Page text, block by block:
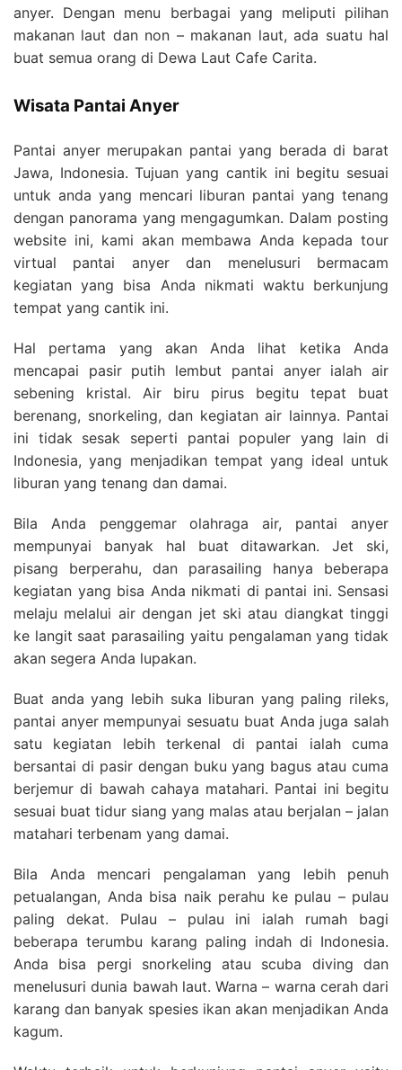
anyer. Dengan menu berbagai yang meliputi pilihan
makanan laut dan non – makanan laut, ada suatu hal
buat semua orang di Dewa Laut Cafe Carita.
Wisata Pantai Anyer
Pantai anyer merupakan pantai yang berada di barat
Jawa, Indonesia. Tujuan yang cantik ini begitu sesuai
untuk anda yang mencari liburan pantai yang tenang
dengan panorama yang mengagumkan. Dalam posting
website ini, kami akan membawa Anda kepada tour
virtual pantai anyer dan menelusuri bermacam
kegiatan yang bisa Anda nikmati waktu berkunjung
tempat yang cantik ini.
Hal pertama yang akan Anda lihat ketika Anda
mencapai pasir putih lembut pantai anyer ialah air
sebening kristal. Air biru pirus begitu tepat buat
berenang, snorkeling, dan kegiatan air lainnya. Pantai
ini tidak sesak seperti pantai populer yang lain di
Indonesia, yang menjadikan tempat yang ideal untuk
liburan yang tenang dan damai.
Bila Anda penggemar olahraga air, pantai anyer
mempunyai banyak hal buat ditawarkan. Jet ski,
pisang berperahu, dan parasailing hanya beberapa
kegiatan yang bisa Anda nikmati di pantai ini. Sensasi
melaju melalui air dengan jet ski atau diangkat tinggi
ke langit saat parasailing yaitu pengalaman yang tidak
akan segera Anda lupakan.
Buat anda yang lebih suka liburan yang paling rileks,
pantai anyer mempunyai sesuatu buat Anda juga salah
satu kegiatan lebih terkenal di pantai ialah cuma
bersantai di pasir dengan buku yang bagus atau cuma
berjemur di bawah cahaya matahari. Pantai ini begitu
sesuai buat tidur siang yang malas atau berjalan – jalan
matahari terbenam yang damai.
Bila Anda mencari pengalaman yang lebih penuh
petualangan, Anda bisa naik perahu ke pulau – pulau
paling dekat. Pulau – pulau ini ialah rumah bagi
beberapa terumbu karang paling indah di Indonesia.
Anda bisa pergi snorkeling atau scuba diving dan
menelusuri dunia bawah laut. Warna – warna cerah dari
karang dan banyak spesies ikan akan menjadikan Anda
kagum.